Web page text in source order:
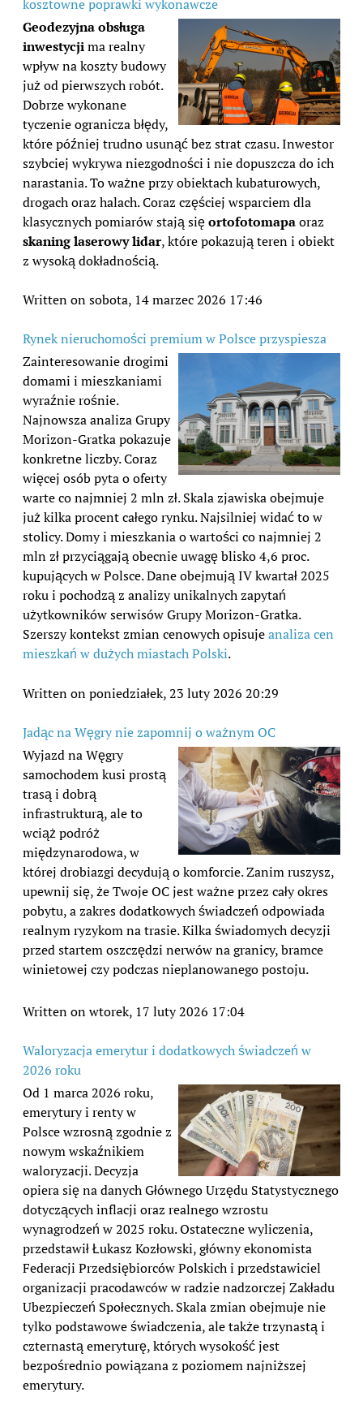
kosztowne poprawki wykonawcze
Geodezyjna obsługa
inwestycjima realny
wpływ na koszty budowy
już od pierwszych robót.
Dobrze wykonane
tyczenie ogranicza błędy,
które później trudno usunąć bez strat czasu. Inwestor
szybciej wykrywa niezgodności i nie dopuszcza do ich
narastania. To ważne przy obiektach kubaturowych,
drogach oraz halach. Coraz częściej wsparciem dla
klasycznych pomiarów stają sięortofotomapaoraz
skaning laserowy lidar, które pokazują teren i obiekt
z wysoką dokładnością.
Written on sobota, 14 marzec 2026 17:46
Rynek nieruchomości premium w Polsce przyspiesza
Zainteresowanie drogimi
domami i mieszkaniami
wyraźnie rośnie.
Najnowsza analiza Grupy
Morizon-Gratka pokazuje
konkretne liczby. Coraz
więcej osób pyta o oferty
warte co najmniej 2 mln zł. Skala zjawiska obejmuje
już kilka procent całego rynku. Najsilniej widać to w
stolicy. Domy i mieszkania o wartości co najmniej 2
mln zł przyciągają obecnie uwagę blisko 4,6 proc.
kupujących w Polsce. Dane obejmują IV kwartał 2025
roku i pochodzą z analizy unikalnych zapytań
użytkowników serwisów Grupy Morizon-Gratka.
Szerszy kontekst zmian cenowych opisujeanaliza cen
mieszkań w dużych miastach Polski.
Written on poniedziałek, 23 luty 2026 20:29
Jadąc na Węgry nie zapomnij o ważnym OC
Wyjazd na Węgry
samochodem kusi prostą
trasą i dobrą
infrastrukturą, ale to
wciąż podróż
międzynarodowa, w
której drobiazgi decydują o komforcie. Zanim ruszysz,
upewnij się, że Twoje OC jest ważne przez cały okres
pobytu, a zakres dodatkowych świadczeń odpowiada
realnym ryzykom na trasie. Kilka świadomych decyzji
przed startem oszczędzi nerwów na granicy, bramce
winietowej czy podczas nieplanowanego postoju.
Written on wtorek, 17 luty 2026 17:04
Waloryzacja emerytur i dodatkowych świadczeń w
2026 roku
Od 1 marca 2026 roku,
emerytury i renty w
Polsce wzrosną zgodnie z
nowym wskaźnikiem
waloryzacji. Decyzja
opiera się na danych Głównego Urzędu Statystycznego
dotyczących inflacji oraz realnego wzrostu
wynagrodzeń w 2025 roku. Ostateczne wyliczenia,
przedstawił Łukasz Kozłowski, główny ekonomista
Federacji Przedsiębiorców Polskich i przedstawiciel
organizacji pracodawców w radzie nadzorczej Zakładu
Ubezpieczeń Społecznych. Skala zmian obejmuje nie
tylko podstawowe świadczenia, ale także trzynastą i
czternastą emeryturę, których wysokość jest
bezpośrednio powiązana z poziomem najniższej
emerytury.